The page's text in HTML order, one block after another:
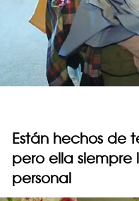
Están hechos de
pero ella
personal